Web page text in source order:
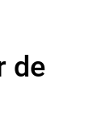
de